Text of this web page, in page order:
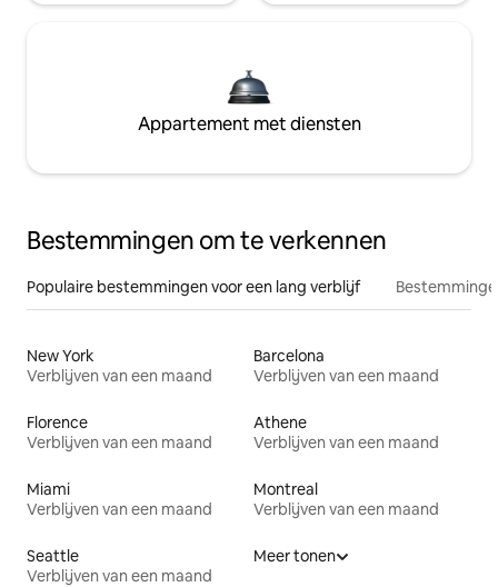
Appartement met diensten
Bestemmingen om te verkennen
Populaire bestemmingen voor een lang verblijf
New York
Verblijven van een maand
Barcelona
Verblijven van een maand
Florence
Verblijven van een maand
Athene
Verblijven van een maand
Miami
Verblijven van een maand
Montreal
Verblijven van een maand
Seattle
Verblijven van een maand
Meer tonen